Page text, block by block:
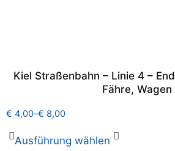
Kiel Straßenbahn – Linie 4 –
Fähre, Wagen
€ 4,00–€ 8,00
Ausführung wählen